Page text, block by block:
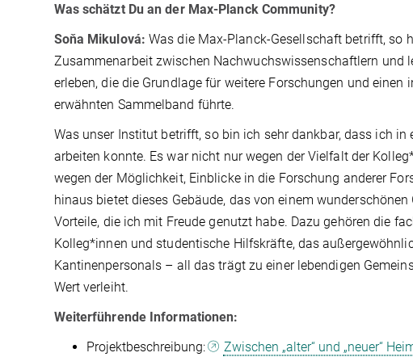
Was schätzt Du an der Max-Planck Community?
Soňa Mikulová: Was die Max-Planck-Gesellschaft betrifft, so
Zusammenarbeit zwischen Nachwuchswissenschaftlern und
erleben, die die Grundlage für weitere Forschungen und
erwähnten Sammelband führte.
Was unser Institut betrifft, so bin ich sehr dankbar, dass ich
arbeiten konnte. Es war nicht nur wegen der Vielfalt der
wegen der Möglichkeit, Einblicke in die Forschung anderer
hinaus bietet dieses Gebäude, das von einem
Vorteile, die ich mit Freude genutzt habe. Dazu gehören die
Kolleg*innen und studentische Hilfskräfte, das
Kantinenpersonals – all das trägt zu einer lebendigen
Wert verleiht.
Weiterführende Informationen:
Projektbeschreibung:
Zwischen „alter“ und „neuer“